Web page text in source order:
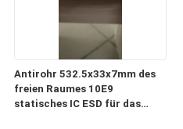
Antirohr 532.5x33x7mm des
freien Raumes 10E9
statisches IC ESD für das